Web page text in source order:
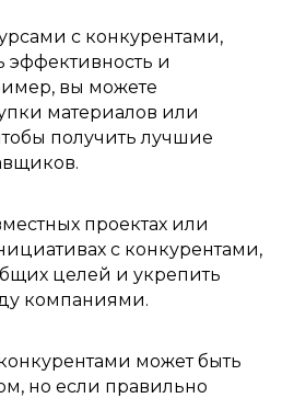
с конкурентами,
эффективность и
вы можете
материалов или
получить лучшие
проектах или
с конкурентами,
целей и укрепить
компаниями.
может быть
но если правильно